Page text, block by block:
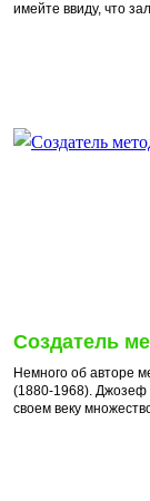
имейте ввиду, что
Создатель
Немного об авторе
(1880-1968). Джозеф
своем веку